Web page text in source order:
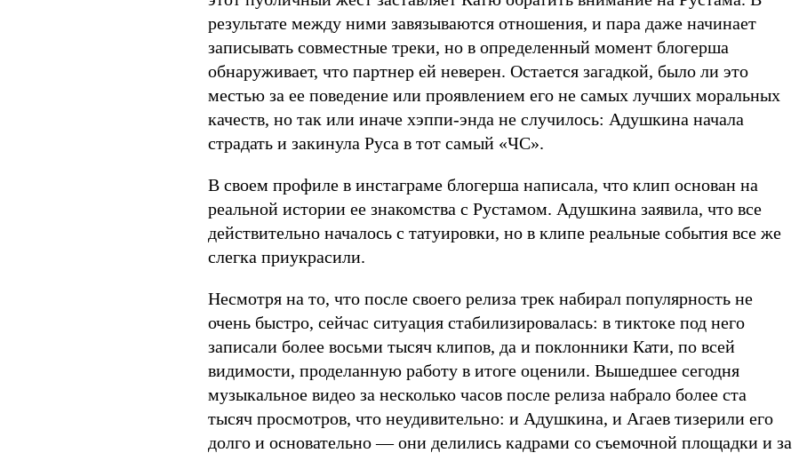
результате между ними завязываются отношения, и пара даже начинает
записывать совместные треки, но в определенный момент блогерша
обнаруживает, что партнер ей неверен. Остается загадкой, было ли это
местью за ее поведение или проявлением его не самых лучших моральных
качеств, но так или иначе хэппи-энда не случилось: Адушкина начала
страдать и закинула Руса в тот самый «ЧС».
В своем профиле в инстаграме блогерша написала, что клип основан на
реальной истории ее знакомства с Рустамом. Адушкина заявила, что все
действительно началось с татуировки, но в клипе реальные события все же
слегка приукрасили.
Несмотря на то, что после своего релиза трек набирал популярность не
очень быстро, сейчас ситуация стабилизировалась: в тиктоке под него
записали более восьми тысяч клипов, да и поклонники Кати, по всей
видимости, проделанную работу в итоге оценили. Вышедшее сегодня
музыкальное видео за несколько часов после релиза набрало более ста
тысяч просмотров, что неудивительно: и Адушкина, и Агаев тизерили его
долго и основательно — они делились кадрами со съемочной площадки и за